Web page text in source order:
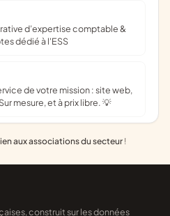
dédié à l'ESS
mesure, et à prix libre. 💡
aux associations du secteur !